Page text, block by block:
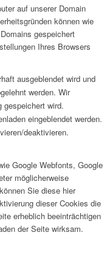
auf unserer Domain
können wie
gespeichert
Ihres Browsers
ausgeblendet wird und
werden. Wir
gespeichert wird.
eingeblendet werden.
deaktivieren.
Google Webfonts, Google
möglicherweise
Sie diese hier
dieser Cookies die
erheblich beeinträchtigen
der Seite wirksam.